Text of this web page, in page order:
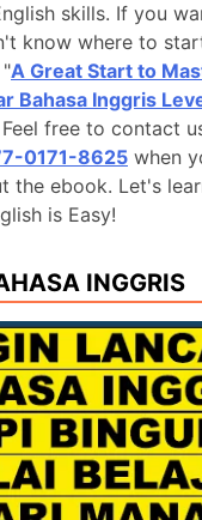
skills. If you
know where to
A Great Start to
Bahasa Inggris
Feel free to contact
0171-8625 when
the ebook. Let's
is Easy!
INGGRIS